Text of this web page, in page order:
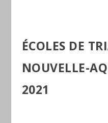
ÉCOLES DE
NOUVELLE-
2021